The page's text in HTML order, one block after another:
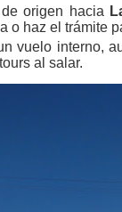
origen hacia
o haz el trámite
vuelo interno,
al salar.